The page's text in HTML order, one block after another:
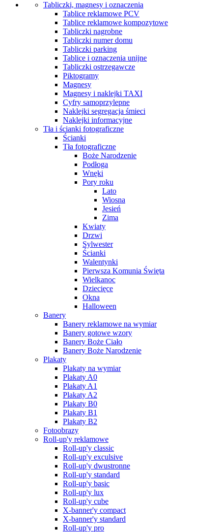
Tabliczki, magnesy i oznaczenia
Tablice reklamowe PCV
Tablice reklamowe kompozytowe
Tabliczki nagrobne
Tabliczki numer domu
Tabliczki parking
Tablice i oznaczenia unijne
Tabliczki ostrzegawcze
Piktogramy
Magnesy
Magnesy i naklejki TAXI
Cyfry samoprzylepne
Naklejki segregacja śmieci
Naklejki informacyjne
Tła i ścianki fotograficzne
Ścianki
Tła fotograficzne
Boże Narodzenie
Podłoga
Wnęki
Pory roku
Lato
Wiosna
Jesień
Zima
Kwiaty
Drzwi
Sylwester
Ścianki
Walentynki
Pierwsza Komunia Święta
Wielkanoc
Dziecięce
Okna
Halloween
Banery
Banery reklamowe na wymiar
Banery gotowe wzory
Banery Boże Ciało
Banery Boże Narodzenie
Plakaty
Plakaty na wymiar
Plakaty A0
Plakaty A1
Plakaty A2
Plakaty B0
Plakaty B1
Plakaty B2
Fotoobrazy
Roll-up'y reklamowe
Roll-up'y classic
Roll-up'y exculsive
Roll-up'y dwustronne
Roll-up'y standard
Roll-up'y basic
Roll-up'y lux
Roll-up'y cube
X-banner'y compact
X-banner'y standard
Roll-up'y pro